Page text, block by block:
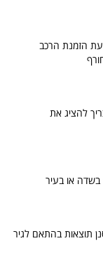
הזמנת הרכב
להציג את
או בעיר
תוצאות בהתאם לגיר